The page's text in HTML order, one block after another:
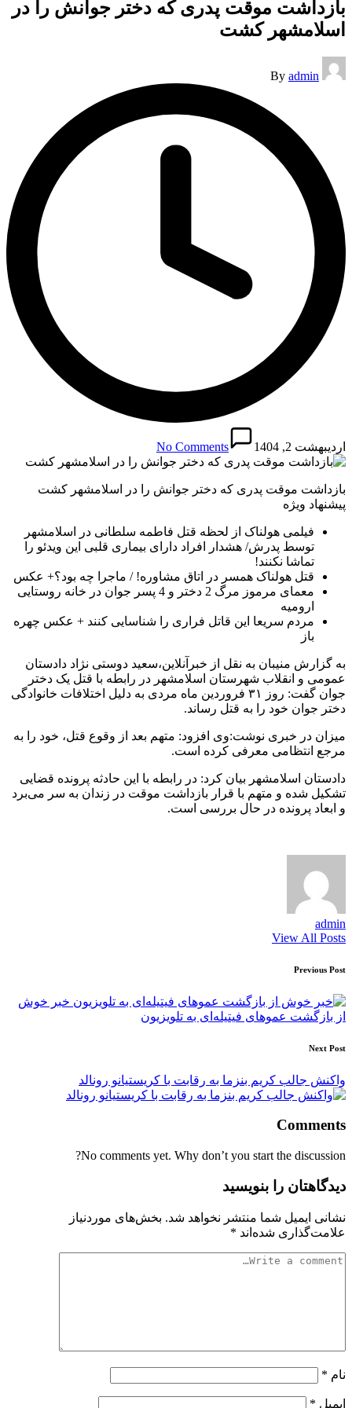
بازداشت موقت پدری که دختر جوانش را در
اسلامشهر کشت
Posted
by
By admin
اردیبهشت 2, 1404 No Comments
بازداشت موقت پدری که دختر جوانش را در اسلامشهر کشت
پیشنهاد ویژه
فیلمی هولناک از لحظه قتل فاطمه سلطانی در اسلامشهر
توسط پدرش/ هشدار افراد دارای بیماری قلبی این ویدئو را
تماشا نکنند!
قتل هولناک همسر در اتاق مشاوره! / ماجرا چه بود؟+ عکس
معمای مرموز مرگ 2 دختر و 4 پسر جوان در خانه روستایی
ارومیه
مردم سریعا این قاتل فراری را شناسایی کنند + عکس چهره
باز
به گزارش منیبان به نقل از خبرآنلاین،سعید دوستی نژاد دادستان
عمومی و انقلاب شهرستان اسلامشهر در رابطه با قتل یک دختر
جوان گفت: روز ۳۱ فروردین ماه مردی به دلیل اختلافات خانوادگی
دختر جوان خود را به قتل رساند.
میزان در خبری نوشت:وی افزود: متهم بعد از وقوع قتل، خود را به
مرجع انتظامی معرفی کرده است.
دادستان اسلامشهر بیان کرد: در رابطه با این حادثه پرونده قضایی
تشکیل شده و متهم با قرار بازداشت موقت در زندان به سر می‌برد
و ابعاد پرونده در حال بررسی است.
admin
View All Posts
Post
navigation
Previous Post
خبر خوش
از بازگشت عموهای فیتیله‌ای به تلویزیون
Next Post
واکنش جالب کریم بنزما به رقابت با کریستیانو رونالد
Comments
No comments yet. Why don’t you start the discussion?
دیدگاهتان را بنویسید
نشانی ایمیل شما منتشر نخواهد شد. بخش‌های موردنیاز
علامت‌گذاری شده‌اند *
نام *
ایمیل *